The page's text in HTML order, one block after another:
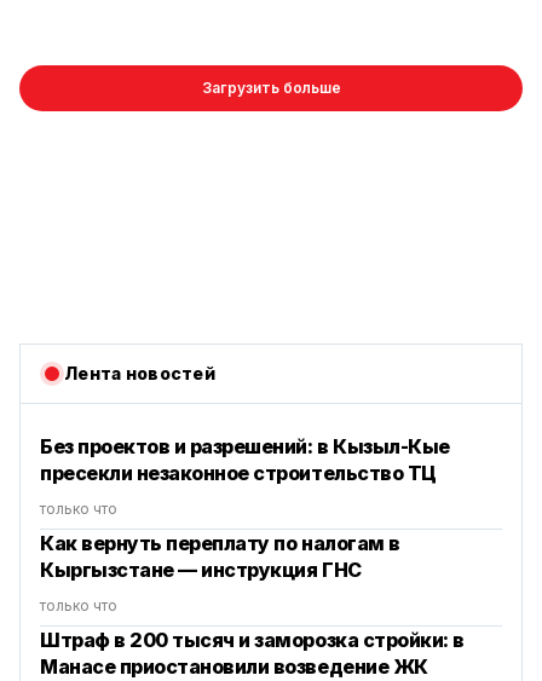
Загрузить больше
Лента новостей
Без проектов и разрешений: в Кызыл-Кые
пресекли незаконное строительство ТЦ
только что
Как вернуть переплату по налогам в
Кыргызстане — инструкция ГНС
только что
Штраф в 200 тысяч и заморозка стройки: в
Манасе приостановили возведение ЖК